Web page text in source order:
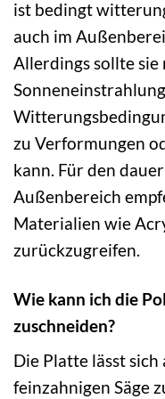
ist bedingt
auch im
Allerdings sollte
zu Verformungen
kann. Für den
Außenbereich
Materialien wie
zurückzugreifen.
Wie kann ich die
zuschneiden?
Die Platte lässt
feinzahnigen Säge